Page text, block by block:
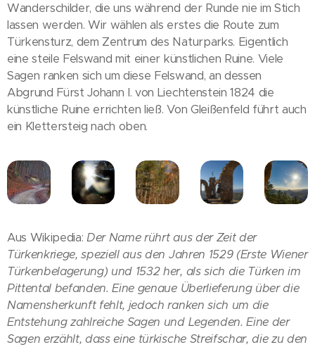
Wanderschilder, die uns während der Runde nie im Stich
lassen werden. Wir wählen als erstes die Route zum
Türkensturz, dem Zentrum des Naturparks. Eigentlich
eine steile Felswand mit einer künstlichen Ruine. Viele
Sagen ranken sich um diese Felswand, an dessen
Abgrund Fürst Johann I. von Liechtenstein 1824 die
künstliche Ruine errichten ließ. Von Gleißenfeld führt auch
ein Klettersteig nach oben.
Aus Wikipedia:Der Name rührt aus der Zeit der
Türkenkriege, speziell aus den Jahren 1529 (Erste Wiener
Türkenbelagerung) und 1532 her, als sich die Türken im
Pittental befanden. Eine genaue Überlieferung über die
Namensherkunft fehlt, jedoch ranken sich um die
Entstehung zahlreiche Sagen und Legenden. Eine der
Sagen erzählt, dass eine türkische Streifschar, die zu den